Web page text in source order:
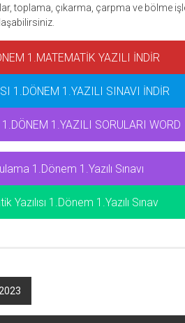
toplama, çıkarma, çarpma ve bölme
1.MATEMATİK YAZILI İNDİR
1.DÖNEM 1.YAZILI SINAVI İNDİR
1.YAZILI SORULARI WORD
1.Dönem 1.Yazılı Sınavı
1.Dönem 1.Yazılı Sınav